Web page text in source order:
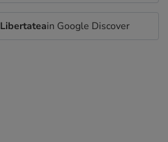
Libertateain Google Discover